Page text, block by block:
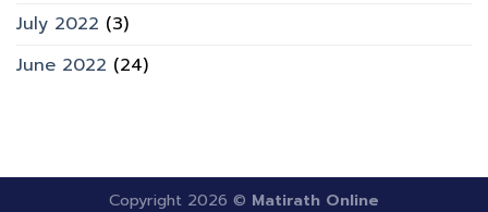
July 2022 (3)
June 2022 (24)
Copyright 2026 © Matirath Online